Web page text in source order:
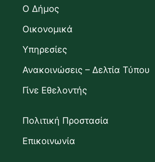
Ο Δήμος
Οικονομικά
Υπηρεσίες
Ανακοινώσεις – Δελτία Τύπου
Γίνε Εθελοντής
Πολιτική Προστασία
Επικοινωνία